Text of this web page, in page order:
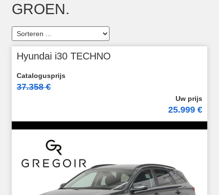
GROEN.
Hyundai i30 TECHNO
37.358 €
25.999 €